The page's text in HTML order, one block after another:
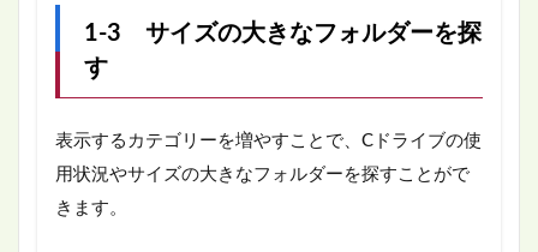
1-3 サイズの大きなフォルダーを探
す
表示するカテゴリーを増やすことで、Cドライブの使
用状況やサイズの大きなフォルダーを探すことがで
きます。